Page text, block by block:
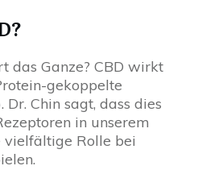
das Ganze? CBD wirkt
gekoppelte
Dr. Chin sagt, dass dies
in unserem
vielfältige Rolle bei